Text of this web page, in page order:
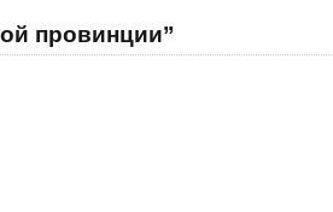
провинции”